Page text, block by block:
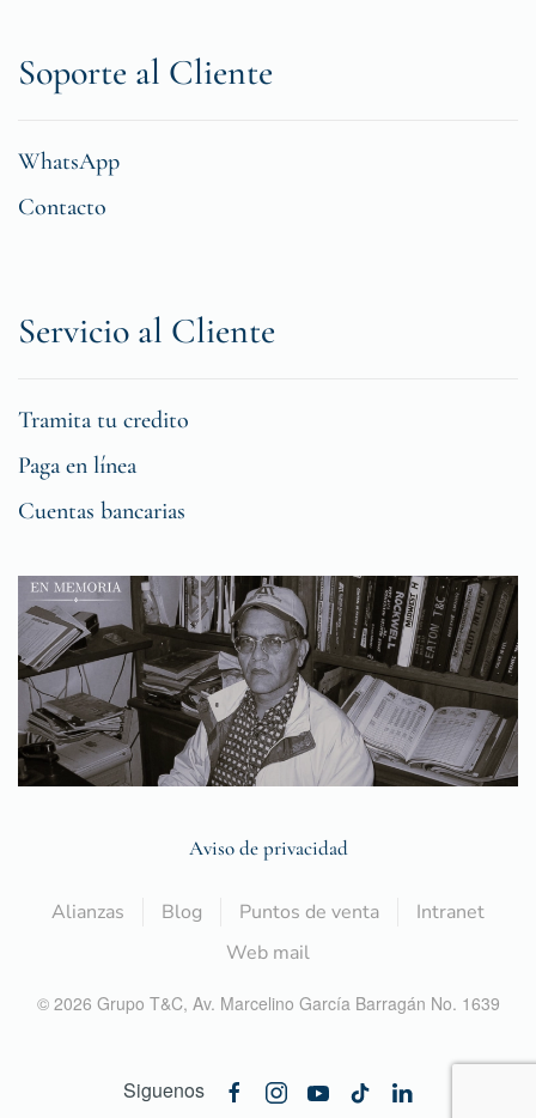
Soporte al Cliente
WhatsApp
Contacto
Servicio al Cliente
Tramita tu credito
Paga en línea
Cuentas bancarias
Aviso de privacidad
Alianzas Blog Puntos de venta
Intranet
Web mail
© 2026 Grupo T&C, Av. Marcelino García Barragán No. 1639
Siguenos